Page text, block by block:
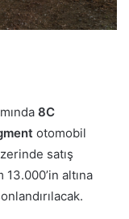
8C
otomobil
satış
13.000’in altına